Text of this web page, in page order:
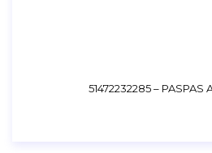
51472232285 – PASPAS